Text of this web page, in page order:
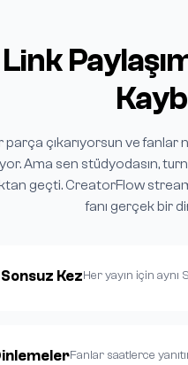
parça çıkarıyorsun ve
Ama sen stüdyodasın,
geçti. CreatorFlow
fanı gerçek bir
KezHer yayın için aynı
Fanlar saatlerce